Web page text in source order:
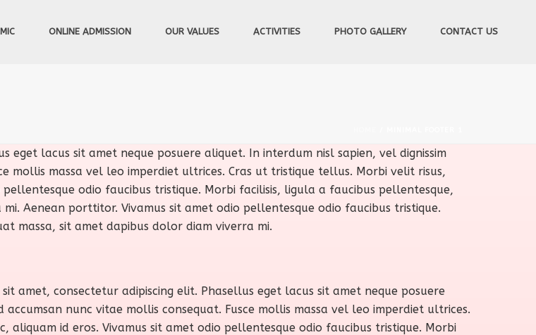
ONLINE ADMISSION OUR VALUES ACTIVITIES PHOTO GALLERY CONTACT US
eget lacus sit amet neque posuere aliquet. In interdum nisl sapien, vel dignissim
mollis massa vel leo imperdiet ultrices. Cras ut tristique tellus. Morbi velit risus,
odio faucibus tristique. Morbi facilisis, ligula a faucibus pellentesque,
Aenean porttitor. Vivamus sit amet odio pellentesque odio faucibus tristique.
massa, sit amet dapibus dolor diam viverra mi.
amet, consectetur adipiscing elit. Phasellus eget lacus sit amet neque posuere
nunc vitae mollis consequat. Fusce mollis massa vel leo imperdiet ultrices.
id eros. Vivamus sit amet odio pellentesque odio faucibus tristique. Morbi